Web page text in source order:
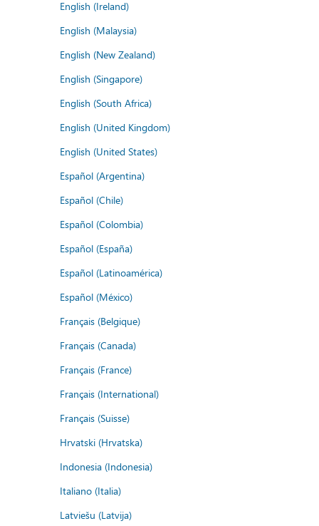
English (Ireland)
English (Malaysia)
English (New Zealand)
English (Singapore)
English (South Africa)
English (United Kingdom)
English (United States)
Español (Argentina)
Español (Chile)
Español (Colombia)
Español (España)
Español (Latinoamérica)
Español (México)
Français (Belgique)
Français (Canada)
Français (France)
Français (International)
Français (Suisse)
Hrvatski (Hrvatska)
Indonesia (Indonesia)
Italiano (Italia)
Latviešu (Latvija)